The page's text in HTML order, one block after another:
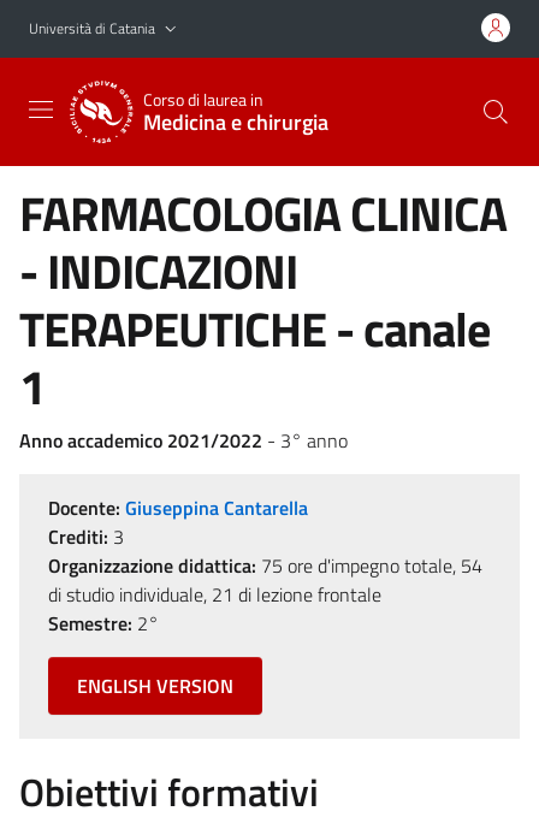
Vai al contenuto principale
Vai al menu di navigazione
Università di Catania
Corso di laurea in
Medicina e chirurgia
FARMACOLOGIA CLINICA
- INDICAZIONI
TERAPEUTICHE - canale
1
Anno accademico 2021/2022 - 3° anno
Docente: Giuseppina Cantarella
Crediti: 3
Organizzazione didattica: 75 ore d'impegno totale, 54
di studio individuale, 21 di lezione frontale
Semestre: 2°
ENGLISH VERSION
Obiettivi formativi